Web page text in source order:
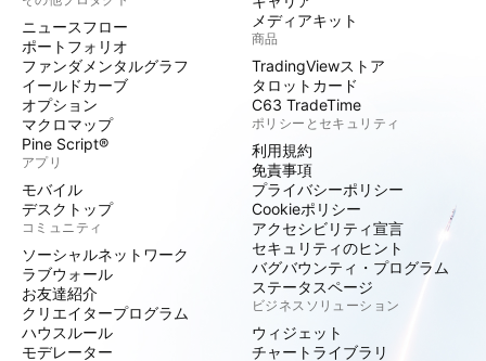
ニュースフロー
ポートフォリオ
ファンダメンタルグラフ
イールドカーブ
オプション
マクロマップ
Pine Script®
アプリ
モバイル
デスクトップ
コミュニティ
ソーシャルネットワーク
ラブウォール
お友達紹介
クリエイタープログラム
ハウスルール
モデレーター
メディアキット
商品
TradingViewストア
タロットカード
C63 TradeTime
ポリシーとセキュリティ
利用規約
免責事項
プライバシーポリシー
Cookieポリシー
アクセシビリティ宣言
セキュリティのヒント
バグバウンティ・プログラム
ステータスページ
ビジネスソリューション
ウィジェット
チャートライブラリ